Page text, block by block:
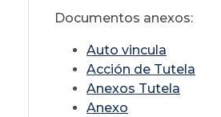
Documentos anexos:
Auto vincula
Acción de Tutela
Anexos Tutela
Anexo